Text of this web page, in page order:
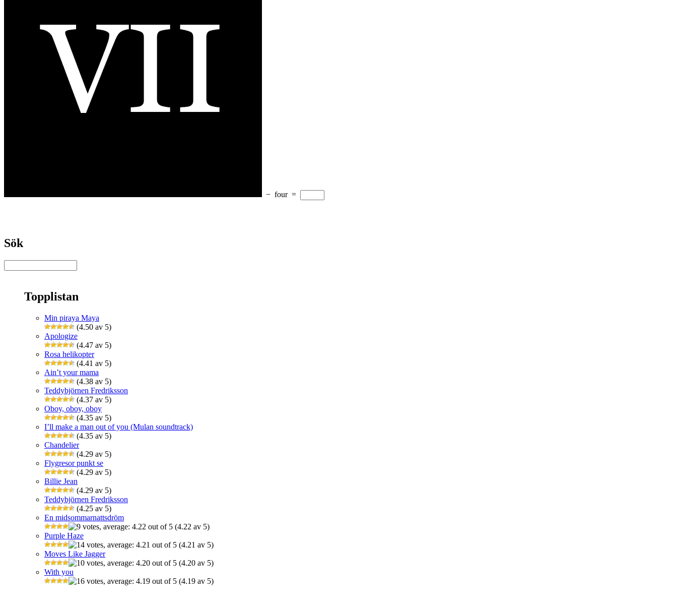
− four =
Sök
Topplistan
Min piraya Maya
(4.50 av 5)
Apologize
(4.47 av 5)
Rosa helikopter
(4.41 av 5)
Ain’t your mama
(4.38 av 5)
Teddybjörnen Fredriksson
(4.37 av 5)
Oboy, oboy, oboy
(4.35 av 5)
I’ll make a man out of you (Mulan soundtrack)
(4.35 av 5)
Chandelier
(4.29 av 5)
Flygresor punkt se
(4.29 av 5)
Billie Jean
(4.29 av 5)
Teddybjörnen Fredriksson
(4.25 av 5)
En midsommarnattsdröm
(4.22 av 5)
Purple Haze
(4.21 av 5)
Moves Like Jagger
(4.20 av 5)
With you
(4.19 av 5)